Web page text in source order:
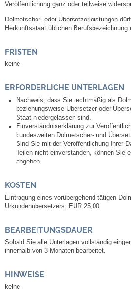
Sitzungsberichte
Gutachterausschuss
Leben
Bauen & Wohnen
NETZMonitor
Bodenrichtwerte
Bebauungspläne
Förderprogramm Balkonkraftwerk
Veröffentlichung ganz oder teilweise
Dolmetscher- oder Übersetzerleistungen
Herkunftsstaat üblichen Berufsbezeichnung
FRISTEN
keine
ERFORDERLICHE UNTERLAGEN
Nachweis, dass Sie rechtmäßig als
beziehungsweise Übersetzer oder
Staat niedergelassen sind.
Einverständniserklärung zur
bundesweiten Dolmetscher- und
Sind Sie mit der Veröffentlichung Ihrer
Teilen nicht einverstanden, können Sie
abgeben.
KOSTEN
Eintragung eines vorübergehend tätigen
Urkundenübersetzers: EUR 25,00
BEARBEITUNGSDAUER
Sobald Sie alle Unterlagen vollständig
innerhalb von 3 Monaten bearbeitet.
HINWEISE
keine